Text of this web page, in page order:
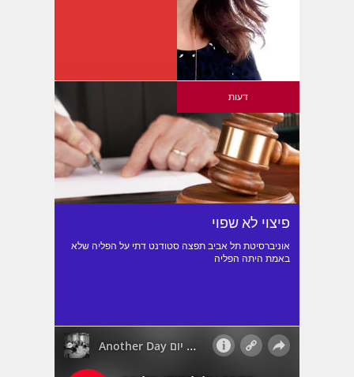
דעות
פיצוי לא שפוי
אוניברסיטת תל אביב תפצה סטודנט דתי על הפליה שלא
באמת היתה הפליה
כתבות